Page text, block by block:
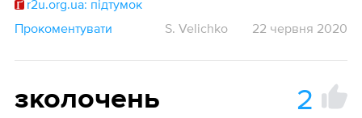
r2u.org.ua: підтумок
Прокоментувати
S. Velichko 22 червня 2020
зколочень 2